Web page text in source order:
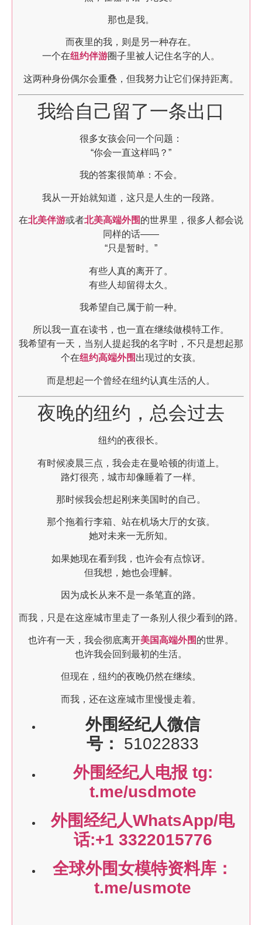
那也是我。
而夜里的我，则是另一种存在。
一个在纽约伴游圈子里被人记住名字的人。
这两种身份偶尔会重叠，但我努力让它们保持距离。
我给自己留了一条出口
很多女孩会问一个问题：
“你会一直这样吗？”
我的答案很简单：不会。
我从一开始就知道，这只是人生的一段路。
在北美伴游或者北美高端外围 的世界里，很多人都会说
同样的话——
“只是暂时。”
有些人真的离开了。
有些人却留得太久。
我希望自己属于前一种。
所以我一直在读书，也一直在继续做模特工作。
我希望有一天，当别人提起我的名字时，不只是想起那
个在纽约高端外围 出现过的女孩。
而是想起一个曾经在纽约认真生活的人。
夜晚的纽约，总会过去
纽约的夜很长。
有时候凌晨三点，我会走在曼哈顿的街道上。
路灯很亮，城市却像睡着了一样。
那时候我会想起刚来美国时的自己。
那个拖着行李箱、站在机场大厅的女孩。
她对未来一无所知。
如果她现在看到我，也许会有点惊讶。
但我想，她也会理解。
因为成长从来不是一条笔直的路。
而我，只是在这座城市里走了一条别人很少看到的路。
也许有一天，我会彻底离开美国高端外围 的世界。
也许我会回到最初的生活。
但现在，纽约的夜晚仍然在继续。
而我，还在这座城市里慢慢走着。
外围经纪人微信
号：
51022833
外围经纪人电报 tg:
t.me/usdmote
外围经纪人WhatsApp/电
话:+1 3322015776
全球外围女模特资料库：
t.me/usmote